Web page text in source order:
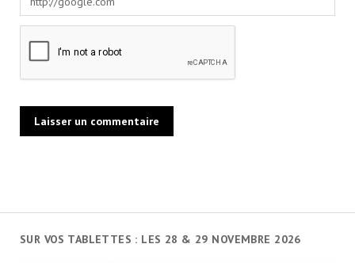
SUR VOS TABLETTES : LES 28 & 29 NOVEMBRE 2026